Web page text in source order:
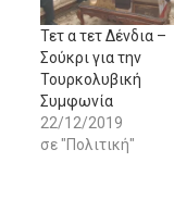
Τετ α τετ Δένδια –
Σούκρι για την
Τουρκολυβική
Συμφωνία
22/12/2019
σε "Πολιτική"